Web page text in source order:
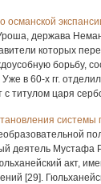
османской
держава
которых
борьбу,
в 60-х гг.
титулом царя
системы
деятель Мустафа
акт,
[29].